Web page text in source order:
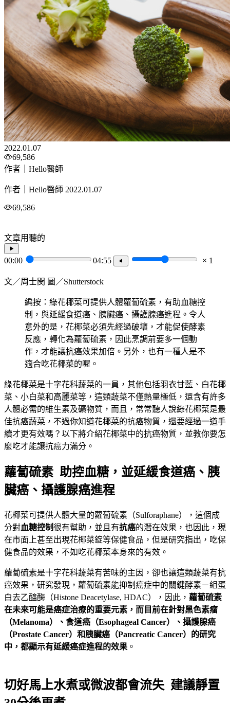
2022.01.07
69,586
作者｜Hello醫師
作者｜Hello醫師 2022.01.07
69,586
文章用聽的
00:00 04:55 1
文／周士閔 圖／Shutterstock
編按：綠花椰菜可提供人體蘿蔔硫素，有助血糖控
制，與延緩食道癌、胰臟癌、攝護腺癌進程。令人
意外的是，花椰菜必須先經過破壞，才能促使酵素
反應，轉化為蘿蔔硫素，因此烹調前要多一個動
作，才能讓抗癌效果加倍。另外，也有一種人是不
適合吃花椰菜的喔。
綠花椰菜是十字花科蔬菜的一員，其他包括羽衣甘藍、白花椰
菜、小白菜和高麗菜等，這類蔬菜不僅熱量極低，還含有許多
人體必需的維生素及礦物質，而且，常常聽人說綠花椰菜是最
佳抗癌蔬菜，不過你知道花椰菜的抗癌物質，還要經過一道手
續才更有效嗎？以下將介紹花椰菜中的抗癌物質，並教你要怎
麼吃才能讓抗癌力滿分。
蘿蔔硫素 助控血糖，並延緩食道癌、胰
臟癌、攝護腺癌進程
花椰菜可提供人體大量的蘿蔔硫素（Sulforaphane），這個成
分對血糖控制很有幫助，並且有抗癌的潛在效果，也因此，現
在市面上甚至出現花椰菜錠等保健食品，但是研究指出，吃保
健食品的效果，不如吃花椰菜本身來的有效。
蘿蔔硫素是十字花科蔬菜有苦味的主因，卻也讓這類蔬菜有抗
癌效果，研究發現，蘿蔔硫素能抑制癌症中的關鍵酵素－組蛋
白去乙醯酶（Histone Deacetylase, HDAC），因此， 蘿蔔硫素
在未來可能是癌症治療的重要元素，而目前在針對黑色素瘤
（Melanoma）、食道癌（Esophageal Cancer）、攝護腺癌
（Prostate Cancer）和胰臟癌（Pancreatic Cancer）的研究
中，都顯示有延緩癌症進程的效果 。
切好馬上水煮或微波都會流失 建議靜置